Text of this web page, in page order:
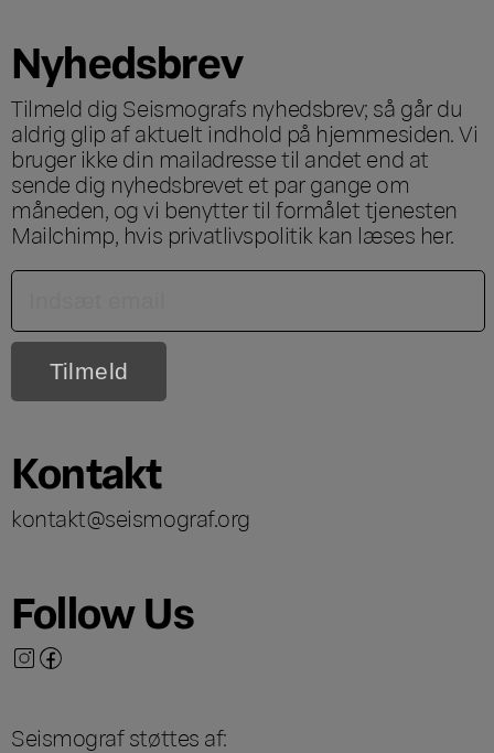
Nyhedsbrev
Tilmeld dig Seismografs nyhedsbrev; så går du
aldrig glip af aktuelt indhold på hjemmesiden. Vi
bruger ikke din mailadresse til andet end at
sende dig nyhedsbrevet et par gange om
måneden, og vi benytter til formålet tjenesten
Mailchimp, hvis privatlivspolitik kan læses her.
Kontakt
kontakt@seismograf.org
Follow Us
Seismograf støttes af: